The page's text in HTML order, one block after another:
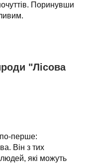
Поринувши
"Лісова
по-перше:
Він з тих
які можуть